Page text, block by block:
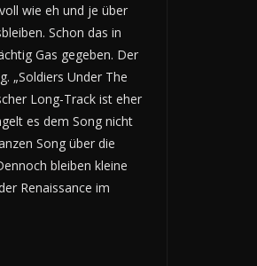
wie eh und je über
Schon das in
Gas gegeben. Der
„Soldiers Under The
Long-Track ist eher
es dem Song nicht
Song über die
bleiben kleine
Renaissance im